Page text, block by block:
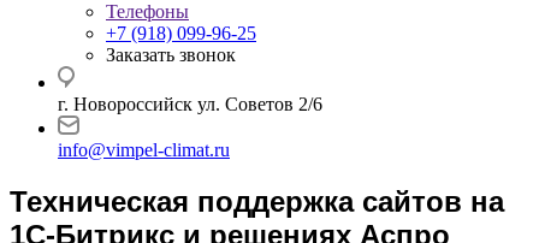
Телефоны
+7 (918) 099-96-25
Заказать звонок
г. Новороссийск ул. Советов 2/6
info@vimpel-climat.ru
Техническая поддержка сайтов на
1С-Битрикс и решениях Аспро